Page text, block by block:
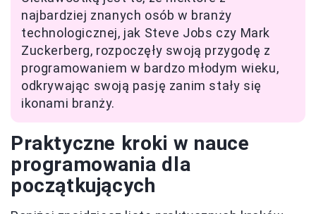
najbardziej znanych osób w branży
technologicznej, jak Steve Jobs czy Mark
Zuckerberg, rozpoczęły swoją przygodę z
programowaniem w bardzo młodym wieku,
odkrywając swoją pasję zanim stały się
ikonami branży.
Praktyczne kroki w nauce
programowania dla
początkujących